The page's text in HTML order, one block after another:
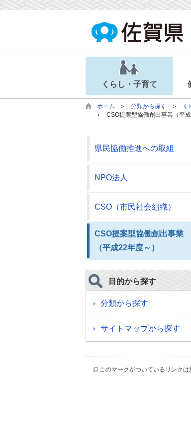
くらし・子育て
ホーム 分類から探す く
CSO提案型協働創出事業（平成
県民協働推進への取組
NPO法人
CSO（市民社会組織）
CSO提案型協働創出事業
（平成22年度～）
目的から探す
分類から探す
サイトマップから探す
このマークがついているリンク